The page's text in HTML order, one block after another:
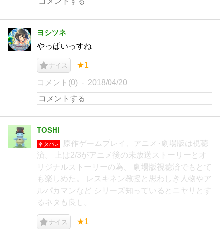
ヨシツネ
やっぱいっすね
ナイス ★1
コメント(0) 2018/04/20
TOSHI
ネタバレ
原作ゲームプレイ、アニメ･劇場版は視聴
済。 上は2/3がアニメ後の未放送ストーリーとオ
リジナルストーリーの為、 劇場版視聴済でもとて
も楽しめた。 レスキネン教授と思わしき人物やア
ルパカマンなど シリーズ知っているとニヤリとす
るネタも良し。
ナイス ★1